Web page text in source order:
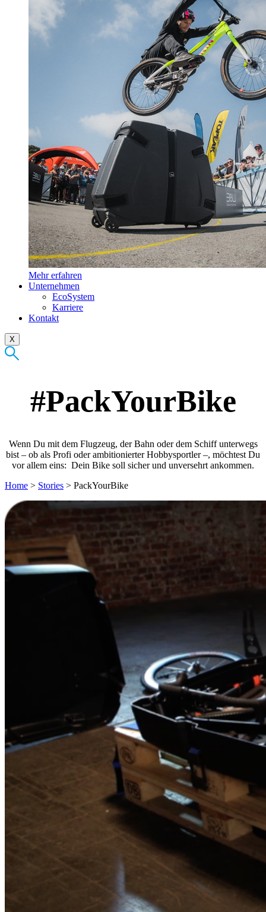
Mehr erfahren
Unternehmen
EcoSystem
Karriere
Kontakt
X
#PackYourBike
Wenn Du mit dem Flugzeug, der Bahn oder dem Schiff unterwegs
bist – ob als Profi oder ambitionierter Hobbysportler –, möchtest Du
vor allem eins: ­ Dein Bike soll sicher und unversehrt ankommen.
Home > Stories > PackYourBike